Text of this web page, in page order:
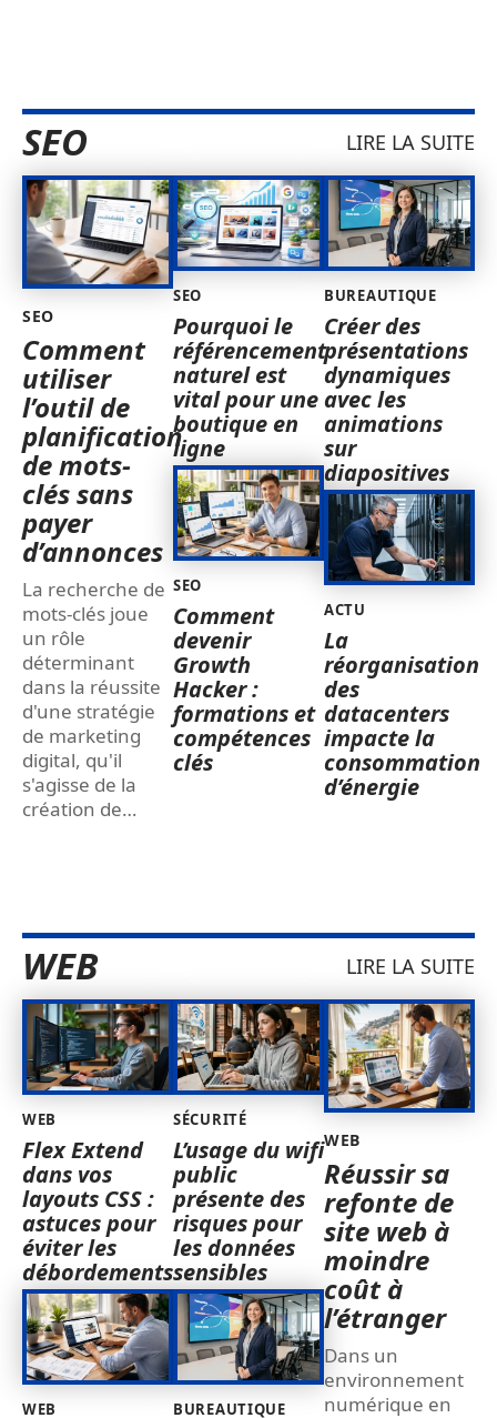
SEO LIRE LA SUITE
SEO
Comment
utiliser
l’outil de
planification
de mots-
clés sans
payer
d’annonces
La recherche de
mots-clés joue
un rôle
déterminant
dans la réussite
d'une stratégie
de marketing
digital, qu'il
s'agisse de la
création de…
SEO
Pourquoi le
référencement
naturel est
vital pour une
boutique en
ligne
SEO
Comment
devenir
Growth
Hacker :
formations et
compétences
clés
BUREAUTIQUE
Créer des
présentations
dynamiques
avec les
animations
sur
diapositives
ACTU
La
réorganisation
des
datacenters
impacte la
consommation
d’énergie
WEB LIRE LA SUITE
WEB
Flex Extend
dans vos
layouts CSS :
astuces pour
éviter les
débordements
WEB
SÉCURITÉ
L’usage du wifi
public
présente des
risques pour
les données
sensibles
BUREAUTIQUE
WEB
Réussir sa
refonte de
site web à
moindre
coût à
l’étranger
Dans un
environnement
numérique en